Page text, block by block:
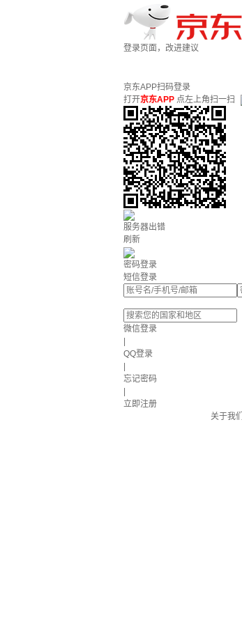
登录页面，改进建议
京东APP扫码登录
打开京东APP 点左上角扫一扫
服务器出错
刷新
密码登录
短信登录
微信登录
QQ登录
忘记密码
立即注册
关于我们